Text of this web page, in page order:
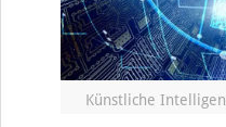
Künstliche